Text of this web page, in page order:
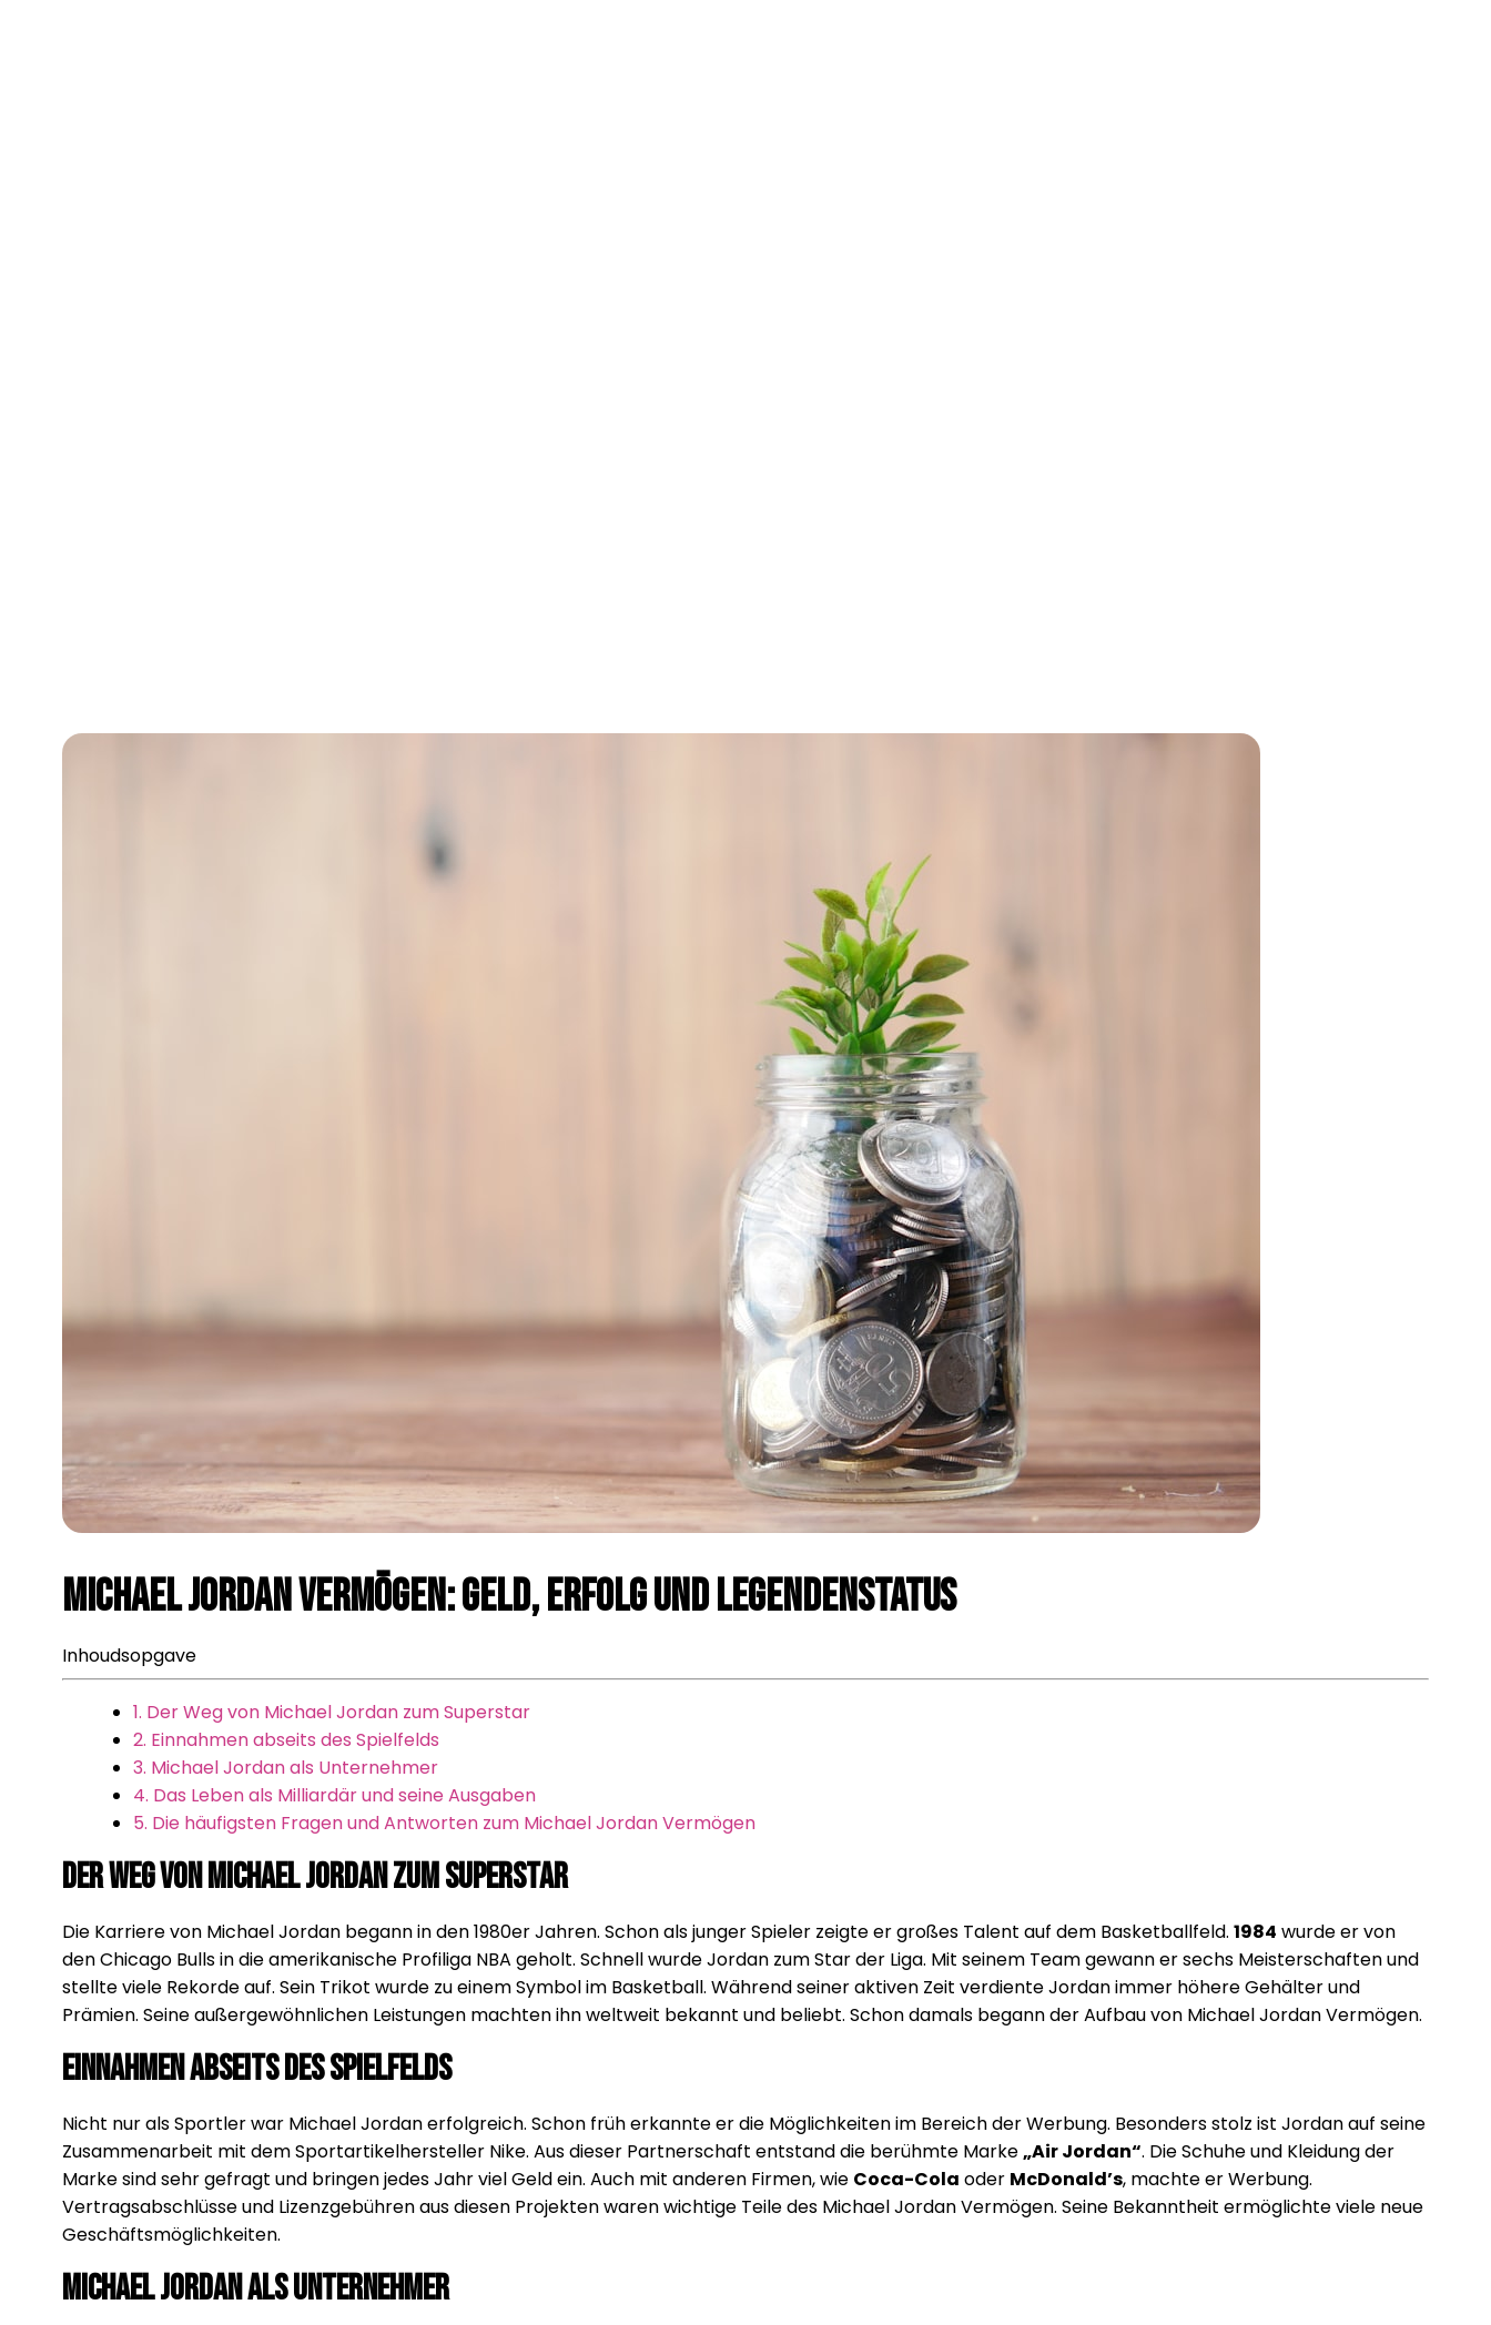
Michael Jordan Vermögen: Geld, Erfolg und Legendenstatus
Inhoudsopgave
1. Der Weg von Michael Jordan zum Superstar
2. Einnahmen abseits des Spielfelds
3. Michael Jordan als Unternehmer
4. Das Leben als Milliardär und seine Ausgaben
5. Die häufigsten Fragen und Antworten zum Michael Jordan Vermögen
Der Weg von Michael Jordan zum Superstar
Die Karriere von Michael Jordan begann in den 1980er Jahren. Schon als junger Spieler zeigte er großes Talent auf dem Basketballfeld. 1984 wurde er von
den Chicago Bulls in die amerikanische Profiliga NBA geholt. Schnell wurde Jordan zum Star der Liga. Mit seinem Team gewann er sechs Meisterschaften und
stellte viele Rekorde auf. Sein Trikot wurde zu einem Symbol im Basketball. Während seiner aktiven Zeit verdiente Jordan immer höhere Gehälter und
Prämien. Seine außergewöhnlichen Leistungen machten ihn weltweit bekannt und beliebt. Schon damals begann der Aufbau von Michael Jordan Vermögen.
Einnahmen abseits des Spielfelds
Nicht nur als Sportler war Michael Jordan erfolgreich. Schon früh erkannte er die Möglichkeiten im Bereich der Werbung. Besonders stolz ist Jordan auf seine
Zusammenarbeit mit dem Sportartikelhersteller Nike. Aus dieser Partnerschaft entstand die berühmte Marke„Air Jordan“. Die Schuhe und Kleidung der
Marke sind sehr gefragt und bringen jedes Jahr viel Geld ein. Auch mit anderen Firmen, wie Coca-Cola oder McDonald’s, machte er Werbung.
Vertragsabschlüsse und Lizenzgebühren aus diesen Projekten waren wichtige Teile des Michael Jordan Vermögen. Seine Bekanntheit ermöglichte viele neue
Geschäftsmöglichkeiten.
Michael Jordan als Unternehmer